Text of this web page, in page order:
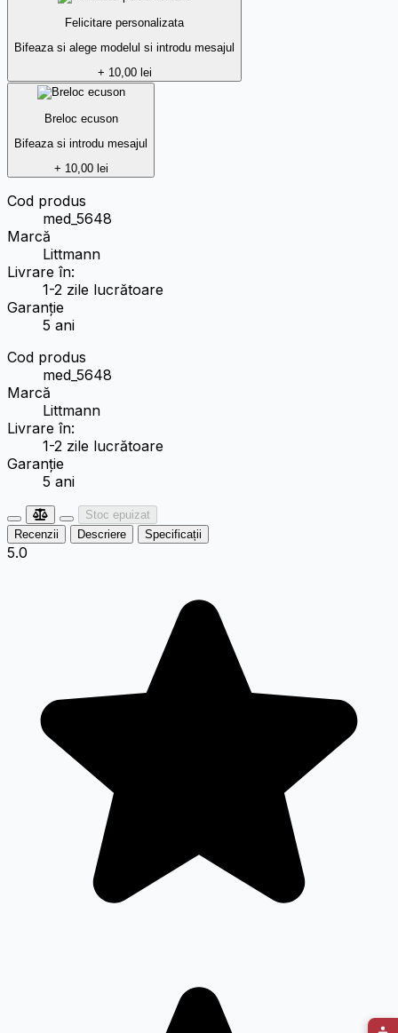
Felicitare personalizata
Bifeaza si alege modelul si introdu mesajul
+ 10,00 lei
Breloc ecuson
Bifeaza si introdu mesajul
+ 10,00 lei
Cod produs
med_5648
Marcă
Littmann
Livrare în:
1-2 zile lucrătoare
Garanție
5 ani
Cod produs
med_5648
Marcă
Littmann
Livrare în:
1-2 zile lucrătoare
Garanție
5 ani
Stoc epuizat
Recenzii
Descriere Specificații
5.0